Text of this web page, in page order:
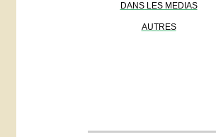
DANS LES MEDIAS
AUTRES